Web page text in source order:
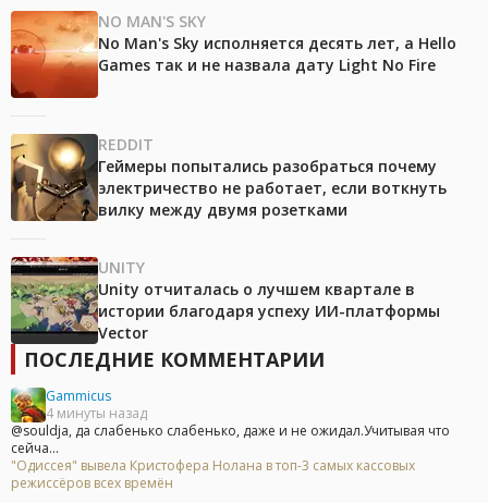
NO MAN'S SKY
No Man's Sky исполняется десять лет, а Hello
Games так и не назвала дату Light No Fire
REDDIT
Геймеры попытались разобраться почему
электричество не работает, если воткнуть
вилку между двумя розетками
UNITY
Unity отчиталась о лучшем квартале в
истории благодаря успеху ИИ-платформы
Vector
ПОСЛЕДНИЕ КОММЕНТАРИИ
Gammicus
4 минуты назад
@souldja, да слабенько слабенько, даже и не ожидал.Учитывая что
сейча...
"Одиссея" вывела Кристофера Нолана в топ-3 самых кассовых
режиссёров всех времён